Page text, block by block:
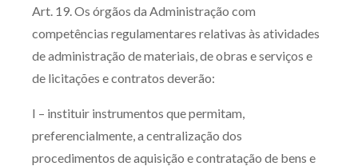
Art. 19. Os órgãos da Administração com
competências regulamentares relativas às atividades
de administração de materiais, de obras e serviços e
de licitações e contratos deverão:
I – instituir instrumentos que permitam,
preferencialmente, a centralização dos
procedimentos de aquisição e contratação de bens e